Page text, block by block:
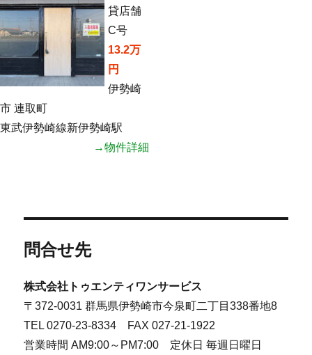
貸店舗
C号
13.2万
円
伊勢崎
市 連取町
東武伊勢崎線新伊勢崎駅
→物件詳細
問合せ先
株式会社トゥエンティワンサービス
〒372-0031 群馬県伊勢崎市今泉町二丁目338番地8
TEL 0270-23-8334 FAX 027-21-1922
営業時間 AM9:00～PM7:00 定休日 毎週日曜日